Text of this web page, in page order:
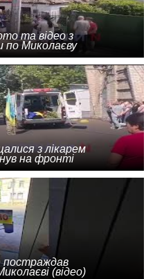
та відео з
по Миколаєву
з лікарем
на фронті
постраждав
(відео)